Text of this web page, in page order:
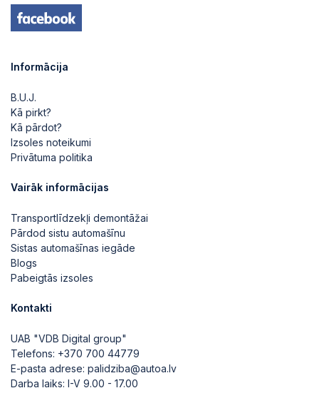
Informācija
B.U.J.
Kā pirkt?
Kā pārdot?
Izsoles noteikumi
Privātuma politika
Vairāk informācijas
Transportlīdzekļi demontāžai
Pārdod sistu automašīnu
Sistas automašīnas iegāde
Blogs
Pabeigtās izsoles
Kontakti
UAB "VDB Digital group"
Telefons: +370 700 44779
E-pasta adrese: palidziba@autoa.lv
Darba laiks: I-V 9.00 - 17.00